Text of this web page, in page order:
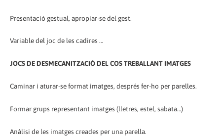
Presentació gestual, apropiar-se del gest.
Variable del joc de les cadires …
JOCS DE DESMECANITZACIÓ DEL COS TREBALLANT IMATGES
Caminar i aturar-se format imatges, després fer-ho per parelles.
Formar grups representant imatges (lletres, estel, sabata…)
Anàlisi de les imatges creades per una parella.